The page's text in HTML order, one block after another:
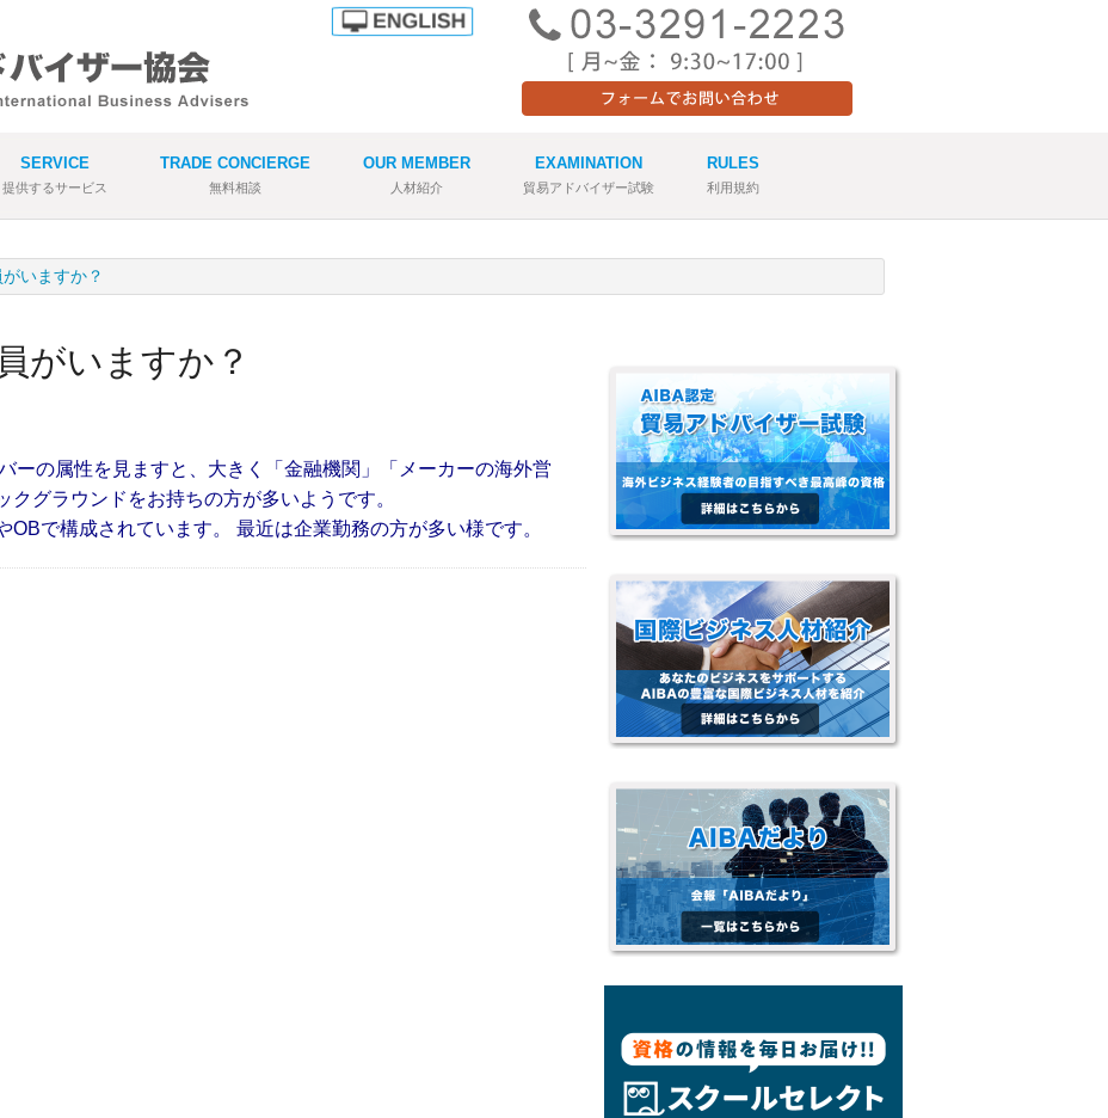
SERVICE
提供するサービス
TRADE CONCIERGE
無料相談
OUR MEMBER
人材紹介
EXAMINATION
貿易アドバイザー試験
RULES
利用規約
いますか？
がいますか？
ーの属性を見ますと、大きく「金融機関」「メーカーの海外営
グラウンドをお持ちの方が多いようです。
OBで構成されています。 最近は企業勤務の方が多い様です。